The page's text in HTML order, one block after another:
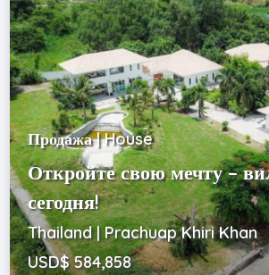
Продажа | House
Откройте свою мечту –
сегодня!
Thailand | Prachuap Khiri Khan
USD$ 584,858